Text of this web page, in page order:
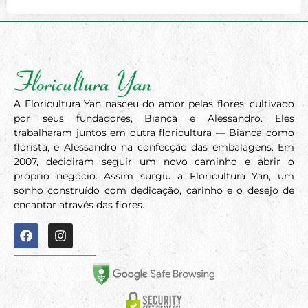
A Floricultura Yan nasceu do amor pelas flores, cultivado
por seus fundadores, Bianca e Alessandro. Eles
trabalharam juntos em outra floricultura — Bianca como
florista, e Alessandro na confecção das embalagens. Em
2007, decidiram seguir um novo caminho e abrir o
próprio negócio. Assim surgiu a Floricultura Yan, um
sonho construído com dedicação, carinho e o desejo de
encantar através das flores.